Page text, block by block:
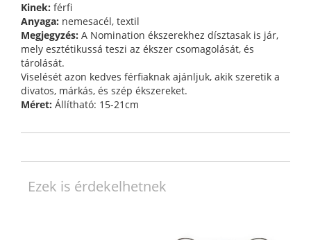
Kinek: férfi
Anyaga: nemesacél, textil
Megjegyzés: A Nomination ékszerekhez dísztasak is jár,
mely esztétikussá teszi az ékszer csomagolását, és
tárolását.
Viselését azon kedves férfiaknak ajánljuk, akik szeretik a
divatos, márkás, és szép ékszereket.
Méret: Állítható: 15-21cm
Ezek is érdekelhetnek